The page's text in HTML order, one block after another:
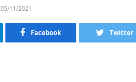
05/11/2021
Facebook Twitter